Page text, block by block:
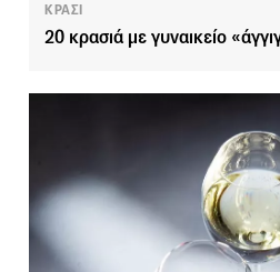
ΚΡΑΣΙ
20 κρασιά με γυναικείο